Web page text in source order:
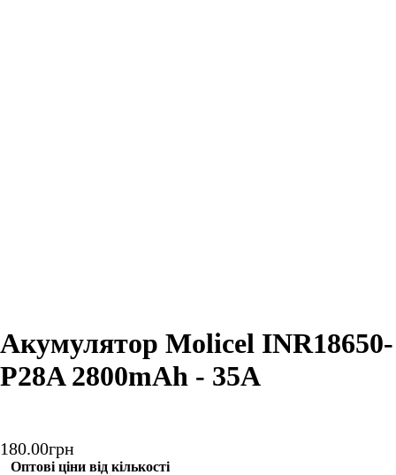
Акумулятор Molicel INR18650-
P28A 2800mAh - 35A
180.00грн
Оптові ціни від кількості